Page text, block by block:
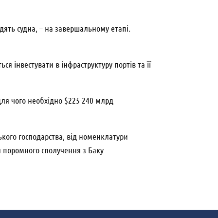
судна, – на завершальному етапі.
в інфраструктуру портів та її
чого необхідно $225-240 млрд
господарства, від номенклатури
поромного сполучення з Баку